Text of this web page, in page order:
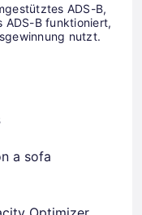
ADS-B,
ADS-B funktioniert,
nutzt.